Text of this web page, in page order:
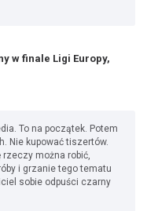
w finale Ligi Europy,
To na początek. Potem
Nie kupować tiszertów.
można robić,
i grzanie tego tematu
sobie odpuści czarny